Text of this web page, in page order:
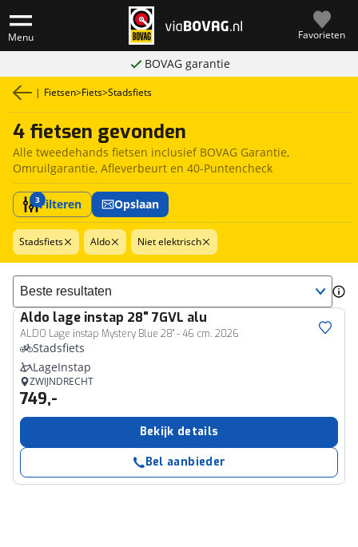
Menu Favorieten
BOVAG garantie
| Fietsen>Fiets>Stadsfiets
4 fietsen gevonden
Alle tweedehands fietsen inclusief BOVAG Garantie,
Omruilgarantie, Afleverbeurt en 40-Puntencheck
3Filteren Opslaan
Stadsfiets Aldo Niet elektrisch
Sorteer resultaten
Aldo lage instap 28" 7GVL alu
ALDO Lage instap Mystery Blue 28'' - 46 cm. 2026
Stadsfiets
LageInstap
ZWIJNDRECHT
749,-
Bekijk details
Bel aanbieder